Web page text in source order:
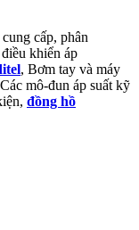
cấp, phân
khiển áp
, Bơm tay và máy
mô-đun áp suất kỹ
đồng hồ